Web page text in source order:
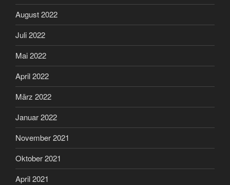
August 2022
Juli 2022
Mai 2022
April 2022
März 2022
Januar 2022
November 2021
Oktober 2021
April 2021